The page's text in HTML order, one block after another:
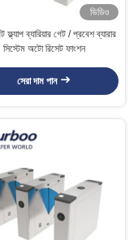
ভিডিও
ফ্ল্যাপ ব্যারিয়ার গেট / প্রবেশ ব্যারার
সিস্টেম অটো রিসেট ফাংশন
সেরা দাম পান